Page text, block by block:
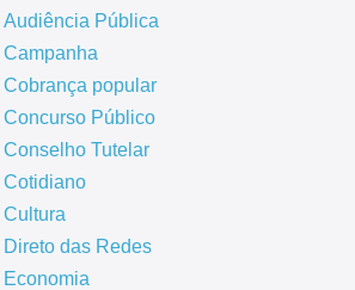
Audiência Pública
Campanha
Cobrança popular
Concurso Público
Conselho Tutelar
Cotidiano
Cultura
Direto das Redes
Economia